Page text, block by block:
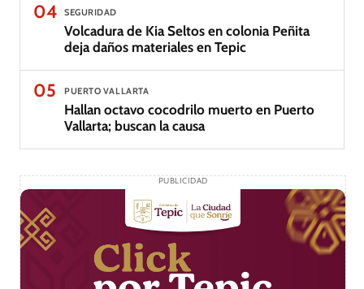
04 SEGURIDAD
Volcadura de Kia Seltos en colonia Peñita
deja daños materiales en Tepic
05 PUERTO VALLARTA
Hallan octavo cocodrilo muerto en Puerto
Vallarta; buscan la causa
PUBLICIDAD